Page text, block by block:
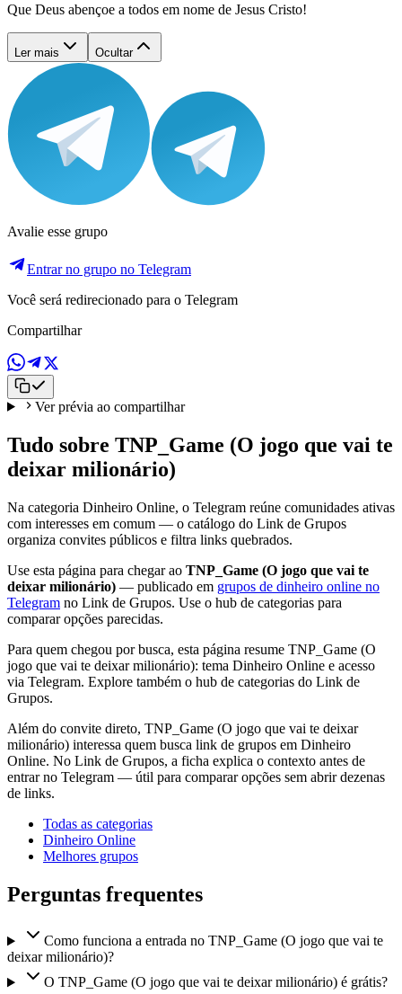
Que Deus abençoe a todos em nome de Jesus Cristo!
Ler mais Ocultar
Avalie esse grupo
Entrar no grupo no Telegram
Você será redirecionado para o Telegram
Compartilhar
Ver prévia ao compartilhar
Tudo sobre TNP_Game (O jogo que vai te
deixar milionário)
Na categoria Dinheiro Online, o Telegram reúne comunidades ativas
com interesses em comum — o catálogo do Link de Grupos
organiza convites públicos e filtra links quebrados.
Use esta página para chegar ao TNP_Game (O jogo que vai te
deixar milionário) — publicado em grupos de dinheiro online no
Telegram no Link de Grupos. Use o hub de categorias para
comparar opções parecidas.
Para quem chegou por busca, esta página resume TNP_Game (O
jogo que vai te deixar milionário): tema Dinheiro Online e acesso
via Telegram. Explore também o hub de categorias do Link de
Grupos.
Além do convite direto, TNP_Game (O jogo que vai te deixar
milionário) interessa quem busca link de grupos em Dinheiro
Online. No Link de Grupos, a ficha explica o contexto antes de
entrar no Telegram — útil para comparar opções sem abrir dezenas
de links.
Todas as categorias
Dinheiro Online
Melhores grupos
Perguntas frequentes
Como funciona a entrada no TNP_Game (O jogo que vai te
deixar milionário)?
O TNP_Game (O jogo que vai te deixar milionário) é grátis?